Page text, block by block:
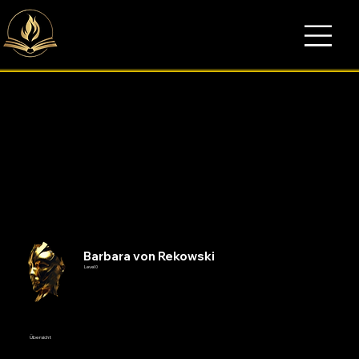
Übersicht
Barbara von Rekowski
Level 0